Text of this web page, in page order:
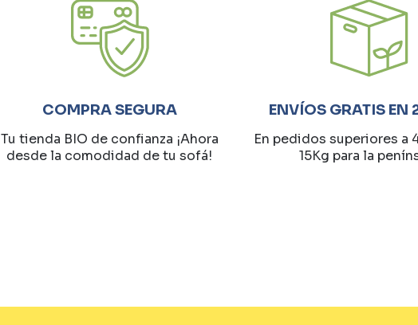
COMPRA SEGURA
Tu tienda BIO de confianza ¡Ahora
desde la comodidad de tu sofá!
ENVÍOS GRATIS
En pedidos superiores a
15Kg para la